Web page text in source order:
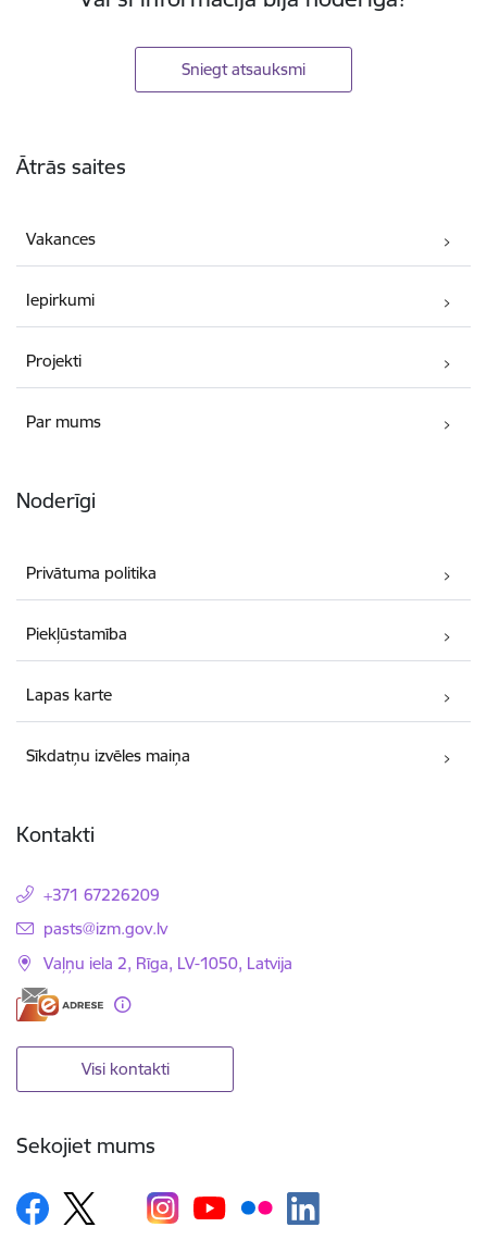
Sniegt atsauksmi
Ātrās saites
Vakances
Iepirkumi
Projekti
Par mums
Noderīgi
Privātuma politika
Piekļūstamība
Lapas karte
Sīkdatņu izvēles maiņa
Kontakti
+371 67226209
E-pasts:
pasts@izm.gov.lv
Vaļņu iela 2, Rīga, LV-1050, Latvija
Visi kontakti
Sekojiet mums